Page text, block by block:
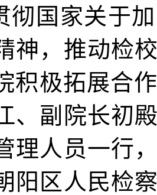
彻国家关于
神，推动检
积极拓展合
、副院长初
理人员一行
阳区人民检